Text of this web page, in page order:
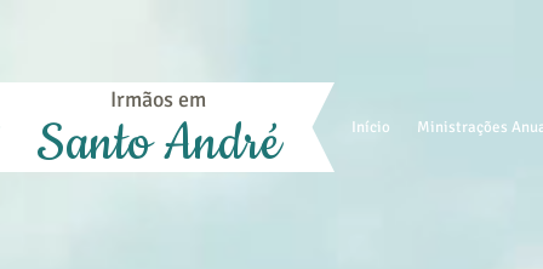
Início Ministrações
Irmãos em
Santo André